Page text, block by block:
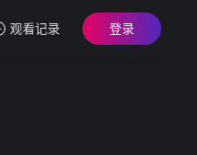
观看记录 登录